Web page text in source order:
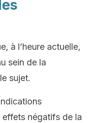
à l’heure actuelle,
sein de la
sujet.
effets négatifs de la